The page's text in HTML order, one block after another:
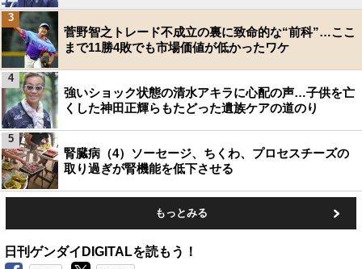
菅野智之トレード不成立の裏に致命的な“前科”…ここ
まで11勝4敗でも市場価値が低かったワケ
3
強いショック状態の清水アキラに心配の声…子供を亡
くした神田正輝らもたどった遺族ケアの道のり
4
腎臓病（4）ソーセージ、ちくわ、プロセスチーズの
取り過ぎが腎機能を低下させる
5
もっとみる
日刊ゲンダイDIGITALを読もう！